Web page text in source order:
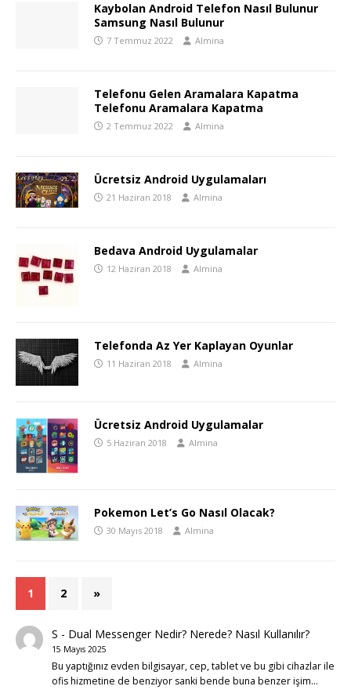
Kaybolan Android Telefon Nasıl Bulunur
Samsung Nasıl Bulunur
7 Temmuz 2022 Almina
Telefonu Gelen Aramalara Kapatma
Telefonu Aramalara Kapatma
2 Temmuz 2022 Almina
Ücretsiz Android Uygulamaları
21 Haziran 2018 Almina
Bedava Android Uygulamalar
12 Haziran 2018 Almina
Telefonda Az Yer Kaplayan Oyunlar
11 Haziran 2018 Almina
Ücretsiz Android Uygulamalar
5 Haziran 2018 Almina
Pokemon Let’s Go Nasıl Olacak?
30 Mayıs 2018 Almina
1 2 »
S - Dual Messenger Nedir? Nerede? Nasıl Kullanılır?
15 Mayıs 2025
Bu yaptığınız evden bilgisayar, cep, tablet ve bu gibi cihazlar ile
ofis hizmetine de benziyor sanki bende buna benzer işim…